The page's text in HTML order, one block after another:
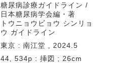
糖尿病診療ガイドライン /
日本糖尿病学会編・著
トウニョウビョウ シンリョ
ウ ガイドライン
東京 : 南江堂 , 2024.5
44, 534p : 挿図 ; 26cm